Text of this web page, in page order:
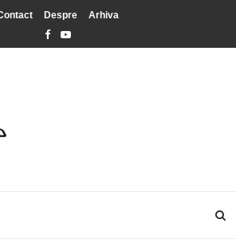
Despre Arhiva